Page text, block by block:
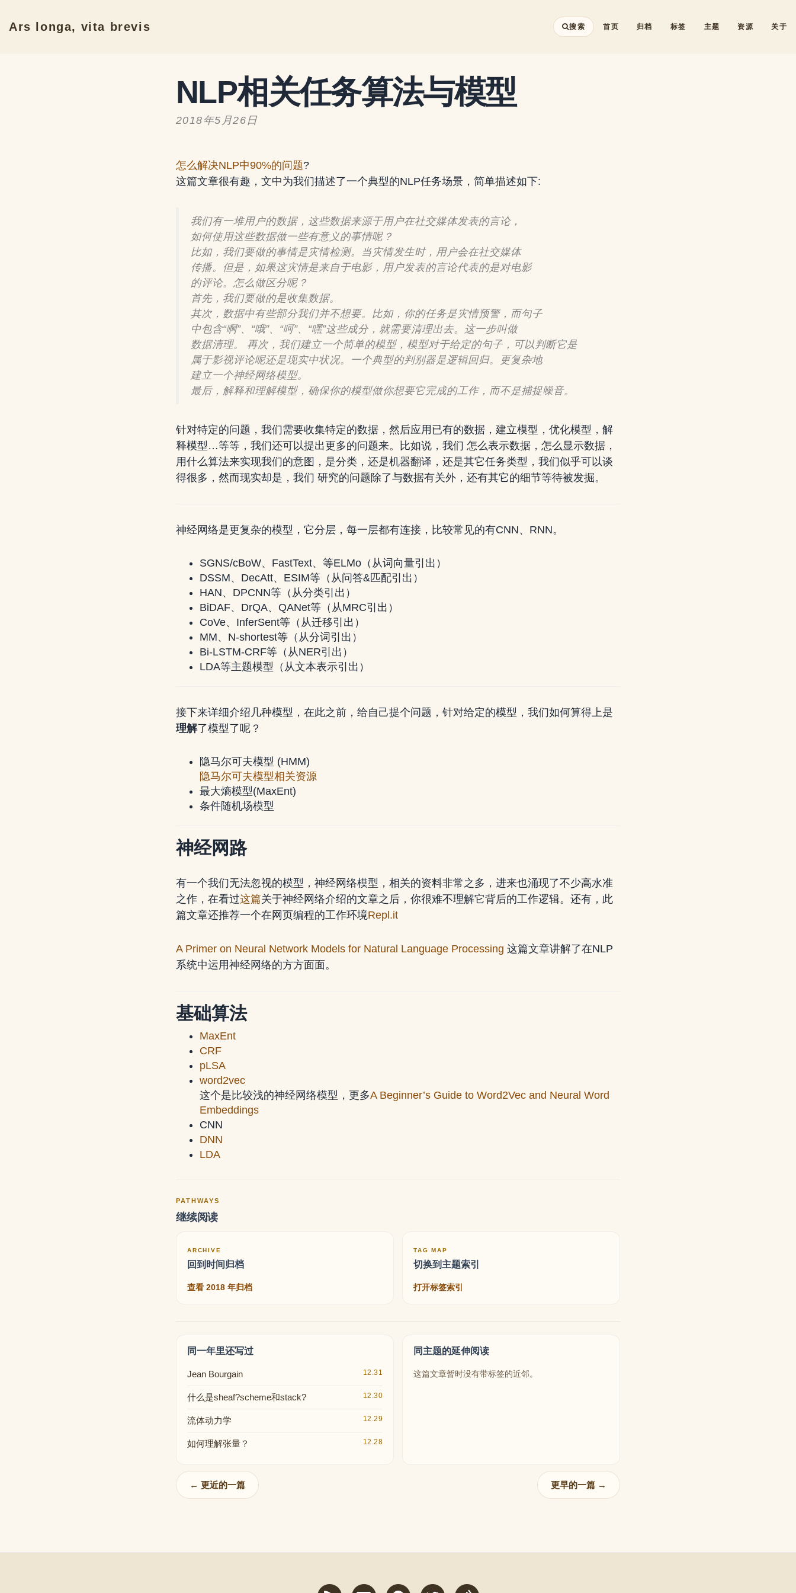
Ars longa, vita brevis 首页 归档 标签 主题 资源 关于
搜索
NLP相关任务算法与模型
2018年5月26日
怎么解决NLP中90%的问题?
这篇文章很有趣，文中为我们描述了一个典型的NLP任务场景，简单描述如下:
我们有一堆用户的数据，这些数据来源于用户在社交媒体发表的言论，
如何使用这些数据做一些有意义的事情呢？
比如，我们要做的事情是灾情检测。当灾情发生时，用户会在社交媒体
传播。但是，如果这灾情是来自于电影，用户发表的言论代表的是对电影
的评论。怎么做区分呢？
首先 ，我们要做的是收集数据。
其次 ，数据中有些部分我们并不想要。比如，你的任务是灾情预警，而句子
中包含“啊”、“哦”、“呵”、“嘿”这些成分，就需要清理出去。这一步叫做
数据清理。 再次 ，我们建立一个简单的模型，模型对于给定的句子，可以判断它是
属于影视评论呢还是现实中状况。一个典型的判别器是逻辑回归。更复杂地
建立一个神经网络模型。
最后，解释和理解模型，确保你的模型做你想要它完成的工作，而不是捕捉噪音。
针对特定的问题，我们需要收集特定的数据，然后应用已有的数据，建立模型，优化模型，解
释模型…等等，我们还可以提出更多的问题来。比如说，我们 怎么表示数据，怎么显示数据，
用什么算法来实现我们的意图，是分类，还是机器翻译，还是其它任务类型，我们似乎可以谈
得很多，然而现实却是，我们 研究的问题除了与数据有关外，还有其它的细节等待被发掘。
神经网络是更复杂的模型，它分层，每一层都有连接，比较常见的有CNN、RNN。
SGNS/cBoW、FastText、等ELMo（从词向量引出）
DSSM、DecAtt、ESIM等（从问答&匹配引出）
HAN、DPCNN等（从分类引出）
BiDAF、DrQA、QANet等（从MRC引出）
CoVe、InferSent等（从迁移引出）
MM、N-shortest等（从分词引出）
Bi-LSTM-CRF等（从NER引出）
LDA等主题模型（从文本表示引出）
接下来详细介绍几种模型，在此之前，给自己提个问题，针对给定的模型，我们如何算得上是
理解了模型了呢？
隐马尔可夫模型 (HMM)
隐马尔可夫模型相关资源
最大熵模型(MaxEnt)
条件随机场模型
神经网路
有一个我们无法忽视的模型，神经网络模型，相关的资料非常之多，进来也涌现了不少高水准
之作，在看过这篇关于神经网络介绍的文章之后，你很难不理解它背后的工作逻辑。还有，此
篇文章还推荐一个在网页编程的工作环境Repl.it
A Primer on Neural Network Models for Natural Language Processing 这篇文章讲解了在NLP
系统中运用神经网络的方方面面。
基础算法
MaxEnt
CRF
pLSA
word2vec
这个是比较浅的神经网络模型，更多A Beginner’s Guide to Word2Vec and Neural Word
Embeddings
CNN
DNN
LDA
PATHWAYS
继续阅读
ARCHIVE
回到时间归档
查看 2018 年归档
TAG MAP
切换到主题索引
打开标签索引
同一年里还写过
Jean Bourgain 12.31
什么是sheaf?scheme和stack? 12.30
流体动力学 12.29
如何理解张量？ 12.28
同主题的延伸阅读
这篇文章暂时没有带标签的近邻。
← 更近的一篇 更早的一篇 →
RSS Email GitHub Twitter